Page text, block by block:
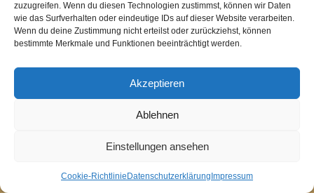
zuzugreifen. Wenn du diesen Technologien zustimmst, können wir Daten
wie das Surfverhalten oder eindeutige IDs auf dieser Website verarbeiten.
Wenn du deine Zustimmung nicht erteilst oder zurückziehst, können
bestimmte Merkmale und Funktionen beeinträchtigt werden.
Akzeptieren
Ablehnen
Einstellungen ansehen
Cookie-Richtlinie Datenschutzerklärung Impressum
BdP Stamm Sirius Köln